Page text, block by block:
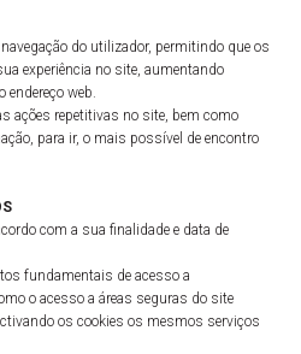
do utilizador, permitindo que os
experiência no site, aumentando
endereço web.
ações repetitivas no site, bem como
para ir, o mais possível de encontro
com a sua finalidade e data de
fundamentais de acesso a
o acesso a áreas seguras do site
os cookies os mesmos serviços